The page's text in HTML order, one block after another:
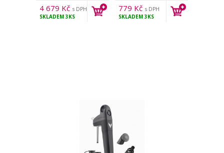
4 679 Kč s DPH
SKLADEM3KS
779 Kč s DPH
SKLADEM3KS